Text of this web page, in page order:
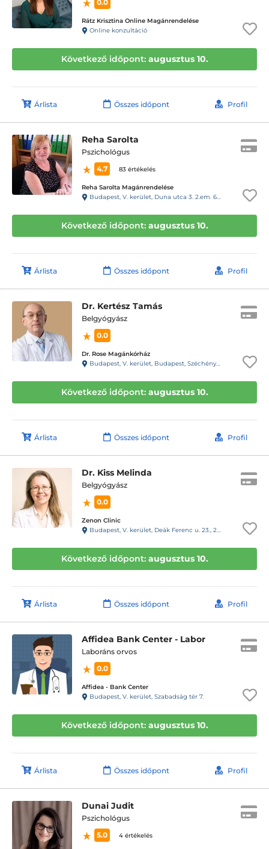
0.0
Rátz Krisztina Online Magánrendelése
Online konzultáció
Következő időpont: augusztus 10.
Árlista Összes időpont Profil
Reha Sarolta
Pszichológus
4.7
83 értékelés
Reha Sarolta Magánrendelése
Budapest, V. kerület, Duna utca 3. 2.em. 6.a. 29-es kapucsengő
Következő időpont: augusztus 10.
Árlista Összes időpont Profil
Dr. Kertész Tamás
Belgyógyász
0.0
Dr. Rose Magánkórház
Budapest, V. kerület, Budapest, Széchényi tér 7/8. (volt Roosevelt tér) C torony
Következő időpont: augusztus 10.
Árlista Összes időpont Profil
Dr. Kiss Melinda
Belgyógyász
0.0
Zenon Clinic
Budapest, V. kerület, Deák Ferenc u. 23., 2. em.
Következő időpont: augusztus 10.
Árlista Összes időpont Profil
Affidea Bank Center - Labor
Laboráns orvos
0.0
Affidea - Bank Center
Budapest, V. kerület, Szabadság tér 7.
Következő időpont: augusztus 10.
Árlista Összes időpont Profil
Dunai Judit
Pszichológus
5.0
4 értékelés